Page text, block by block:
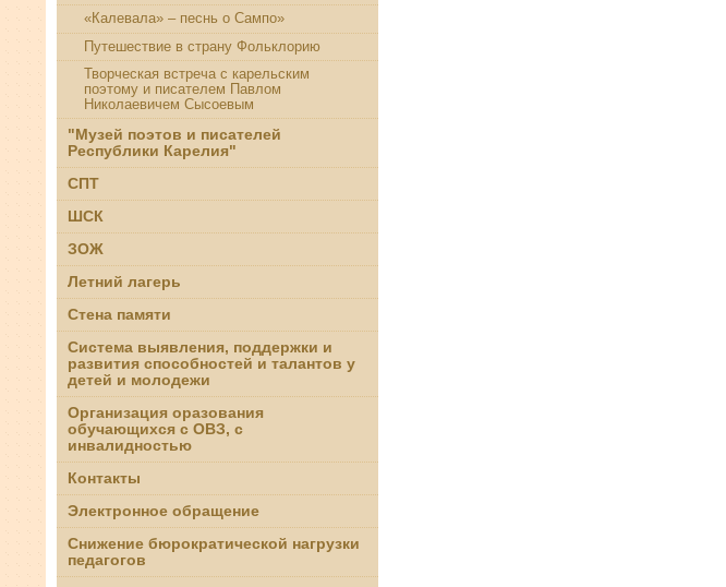
«Калевала» – песнь о Сампо»
Путешествие в страну Фольклорию
Творческая встреча с карельским
поэтому и писателем Павлом
Николаевичем Сысоевым
"Музей поэтов и писателей
Республики Карелия"
СПТ
ШСК
ЗОЖ
Летний лагерь
Стена памяти
Система выявления, поддержки и
развития способностей и талантов у
детей и молодежи
Организация оразования
обучающихся с ОВЗ, с
инвалидностью
Контакты
Электронное обращение
Снижение бюрократической нагрузки
педагогов